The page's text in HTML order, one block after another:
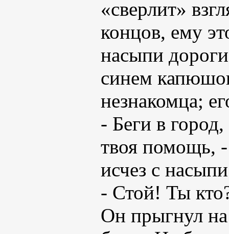
«сверлит»
концов, ему
насыпи
синем
незнакомца;
- Беги в
твоя помощь, -
исчез с
- Стой! Ты
Он прыгнул